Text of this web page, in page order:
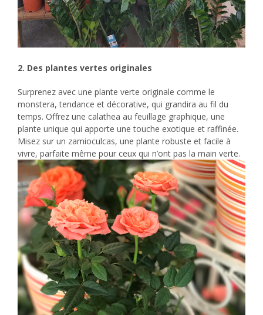
2. Des plantes vertes originales
Surprenez avec une plante verte originale comme le
monstera, tendance et décorative, qui grandira au fil du
temps. Offrez une calathea au feuillage graphique, une
plante unique qui apporte une touche exotique et raffinée.
Misez sur un zamioculcas, une plante robuste et facile à
vivre, parfaite même pour ceux qui n’ont pas la main verte.